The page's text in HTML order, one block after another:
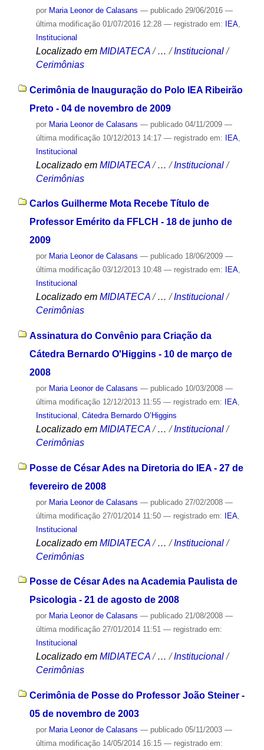
por Maria Leonor de Calasans — publicado29/06/2016 —
última modificação01/07/2016 12:28 — registrado em: IEA,
Institucional
Localizado em MIDIATECA /…/Institucional /
Cerimônias
Cerimônia de Inauguração do Polo IEA Ribeirão
Preto - 04 de novembro de 2009
por Maria Leonor de Calasans — publicado04/11/2009 —
última modificação10/12/2013 14:17 — registrado em: IEA,
Institucional
Localizado em MIDIATECA /…/Institucional /
Cerimônias
Carlos Guilherme Mota Recebe Título de
Professor Emérito da FFLCH - 18 de junho de
2009
por Maria Leonor de Calasans — publicado18/06/2009 —
última modificação03/12/2013 10:48 — registrado em: IEA,
Institucional
Localizado em MIDIATECA /…/Institucional /
Cerimônias
Assinatura do Convênio para Criação da
Cátedra Bernardo O'Higgins - 10 de março de
2008
por Maria Leonor de Calasans — publicado10/03/2008 —
última modificação12/12/2013 11:55 — registrado em: IEA,
Institucional , Cátedra Bernardo O’Higgins
Localizado em MIDIATECA /…/Institucional /
Cerimônias
Posse de César Ades na Diretoria do IEA - 27 de
fevereiro de 2008
por Maria Leonor de Calasans — publicado27/02/2008 —
última modificação27/01/2014 11:50 — registrado em: IEA,
Institucional
Localizado em MIDIATECA /…/Institucional /
Cerimônias
Posse de César Ades na Academia Paulista de
Psicologia - 21 de agosto de 2008
por Maria Leonor de Calasans — publicado21/08/2008 —
última modificação27/01/2014 11:51 — registrado em:
Institucional
Localizado em MIDIATECA / …/Institucional /
Cerimônias
Cerimônia de Posse do Professor João Steiner -
05 de novembro de 2003
por Maria Leonor de Calasans — publicado05/11/2003 —
última modificação14/05/2014 16:15 — registrado em: